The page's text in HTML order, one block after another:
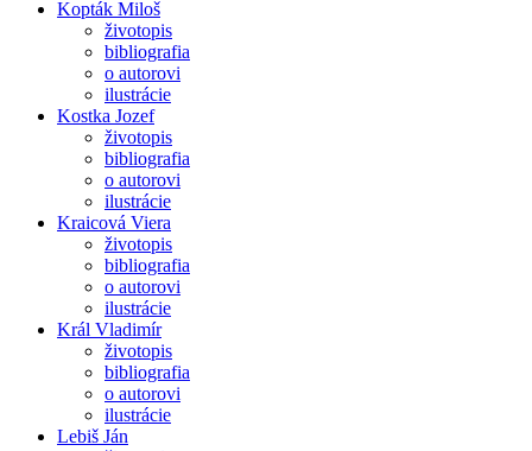
Kopták Miloš
životopis
bibliografia
o autorovi
ilustrácie
Kostka Jozef
životopis
bibliografia
o autorovi
ilustrácie
Kraicová Viera
životopis
bibliografia
o autorovi
ilustrácie
Král Vladimír
životopis
bibliografia
o autorovi
ilustrácie
Lebiš Ján